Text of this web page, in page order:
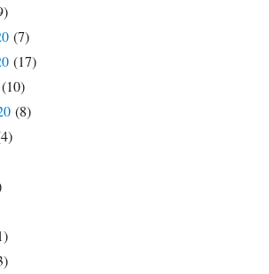
(7)
(17)
(10)
(8)